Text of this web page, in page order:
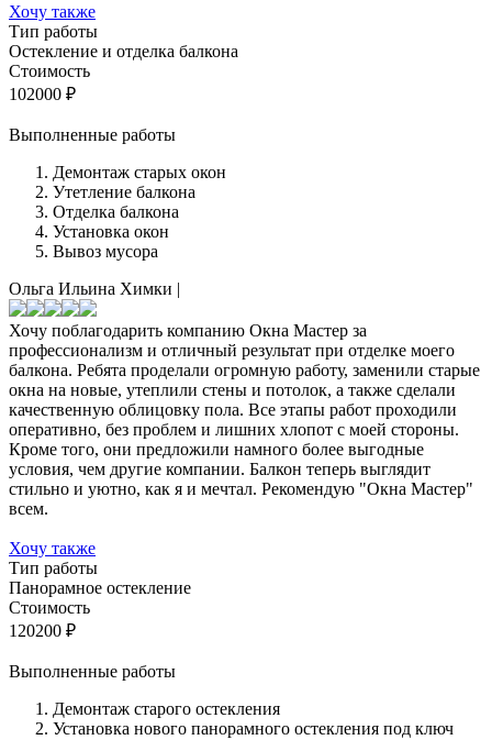
Хочу также
Тип работы
Остекление и отделка балкона
Стоимость
102000 ₽
Выполненные работы
Демонтаж старых окон
Утетление балкона
Отделка балкона
Установка окон
Вывоз мусора
Ольга Ильина Химки |
Хочу поблагодарить компанию Окна Мастер за
профессионализм и отличный результат при отделке моего
балкона. Ребята проделали огромную работу, заменили старые
окна на новые, утеплили стены и потолок, а также сделали
качественную облицовку пола. Все этапы работ проходили
оперативно, без проблем и лишних хлопот с моей стороны.
Кроме того, они предложили намного более выгодные
условия, чем другие компании. Балкон теперь выглядит
стильно и уютно, как я и мечтал. Рекомендую "Окна Мастер"
всем.
Хочу также
Тип работы
Панорамное остекление
Стоимость
120200 ₽
Выполненные работы
Демонтаж старого остекления
Установка нового панорамного остекления под ключ